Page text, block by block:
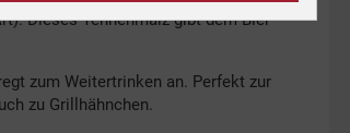
Dieses Tennenmalz gibt dem Bier
zum Weitertrinken an. Perfekt zur
zu Grillhähnchen.